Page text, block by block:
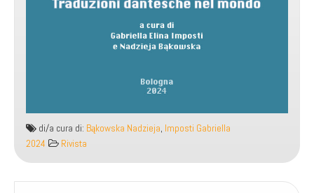
di/a cura di: Bąkowska Nadzieja, Imposti Gabriella
2024
Rivista